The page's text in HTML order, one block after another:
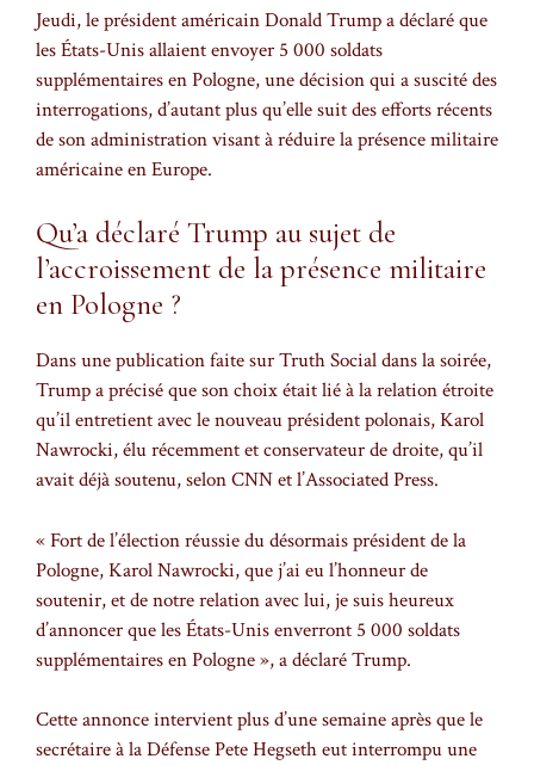
Jeudi, le président américain Donald Trump a déclaré que
les États-Unis allaient envoyer 5 000 soldats
supplémentaires en Pologne, une décision qui a suscité des
interrogations, d’autant plus qu’elle suit des efforts récents
de son administration visant à réduire la présence militaire
américaine en Europe.
Qu’a déclaré Trump au sujet de
l’accroissement de la présence militaire
en Pologne ?
Dans une publication faite sur Truth Social dans la soirée,
Trump a précisé que son choix était lié à la relation étroite
qu’il entretient avec le nouveau président polonais, Karol
Nawrocki, élu récemment et conservateur de droite, qu’il
avait déjà soutenu, selon CNN et l’Associated Press.
« Fort de l’élection réussie du désormais président de la
Pologne, Karol Nawrocki, que j’ai eu l’honneur de
soutenir, et de notre relation avec lui, je suis heureux
d’annoncer que les États-Unis enverront 5 000 soldats
supplémentaires en Pologne », a déclaré Trump.
Cette annonce intervient plus d’une semaine après que le
secrétaire à la Défense Pete Hegseth eut interrompu une